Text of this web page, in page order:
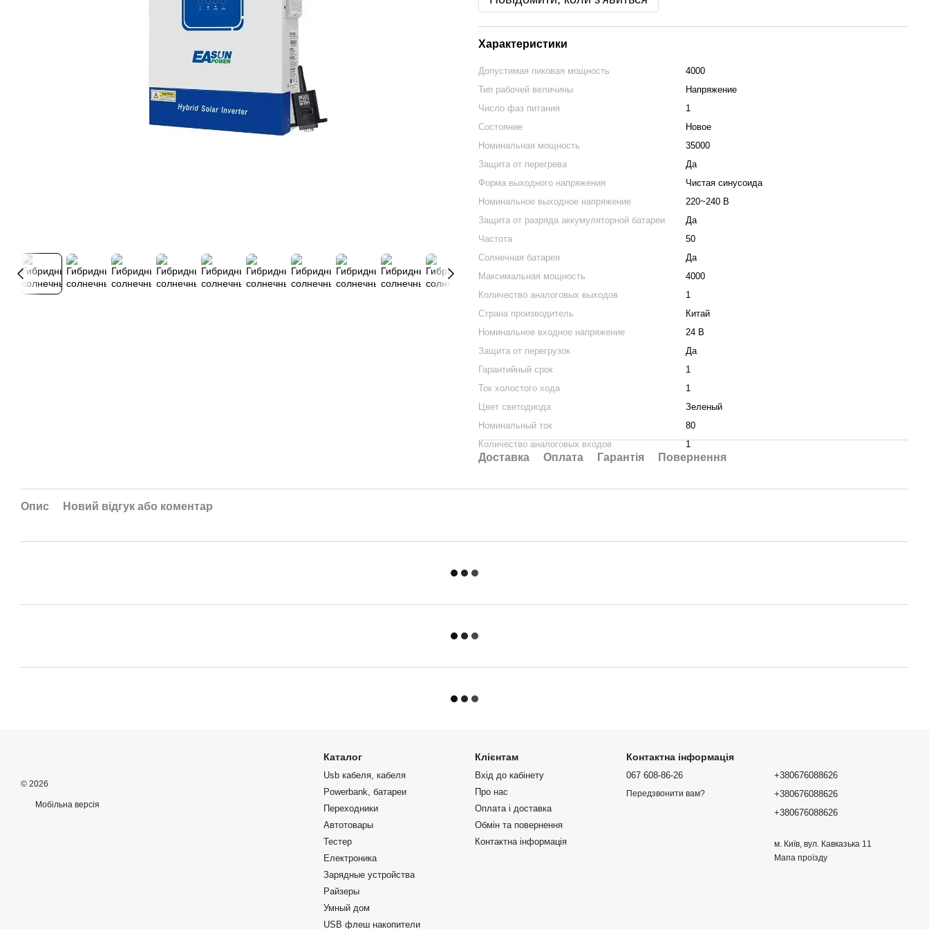
Характеристики
Допустимая пиковая мощность
4000
Тип рабочей величины
Напряжение
Число фаз питания
1
Состояние
Новое
Номинальная мощность
35000
Защита от перегрева
Да
Форма выходного напряжения
Чистая синусоида
Номинальное выходное напряжение
220~240 В
Защита от разряда аккумуляторной батареи
Да
Частота
50
Солнечная батарея
Да
Максимальная мощность
4000
Количество аналоговых выходов
1
Страна производитель
Китай
Номинальное входное напряжение
24 В
Защита от перегрузок
Да
Гарантийный срок
1
Ток холостого хода
1
Цвет светодиода
Зеленый
Номинальный ток
80
Количество аналоговых входов
1
Доставка Оплата Гарантія Повернення
Опис Новий відгук або коментар
© 2026
Мобільна версія
Каталог
Usb кабеля, кабеля
Powerbank, батареи
Переходники
Автотовары
Тестер
Електроника
Зарядные устройства
Райзеры
Умный дом
USB флеш накопители
Клієнтам
Вхід до кабінету
Про нас
Оплата і доставка
Обмін та повернення
Контактна інформація
Контактна інформація
067 608-86-26
Передзвонити вам?
+380676088626
+380676088626
+380676088626
м. Київ, вул. Кавказька 11
Мапа проїзду